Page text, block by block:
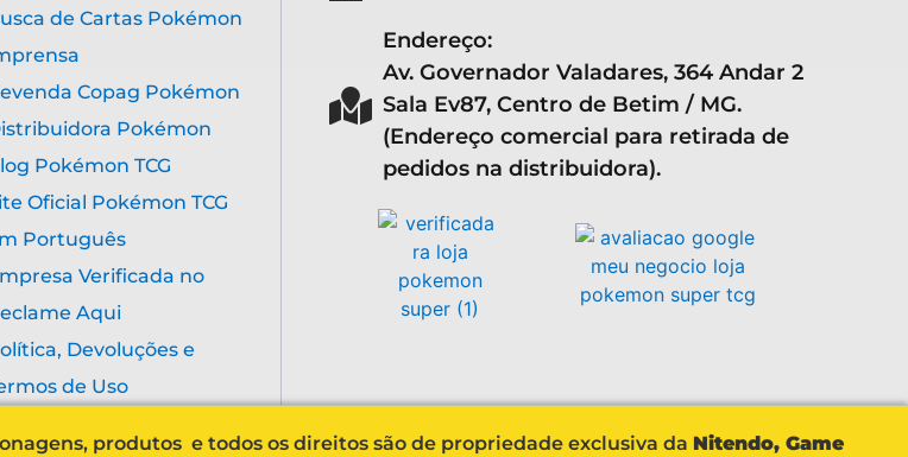
de Cartas Pokémon
Copag Pokémon
Pokémon
Pokémon TCG
Oficial Pokémon TCG
Português
Verificada no
Aqui
Devoluções e
de Uso
Endereço:
Av. Governador Valadares, 364 Andar 2
Sala Ev87, Centro de Betim / MG.
(Endereço comercial para retirada de
pedidos na distribuidora).
produtos e todos os direitos são de propriedade exclusiva da Nitendo, Game